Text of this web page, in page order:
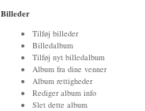
Billeder
Tilføj billeder
Billedalbum
Tilføj nyt billedalbum
Album fra dine venner
Album rettigheder
Rediger album info
Slet dette album